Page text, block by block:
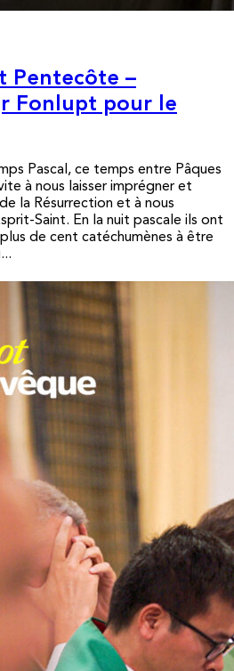
Pentecôte –
Fonlupt pour le
Pascal, ce temps entre Pâques
à nous laisser imprégner et
la Résurrection et à nous
Saint. En la nuit pascale ils ont
de cent catéchumènes à être